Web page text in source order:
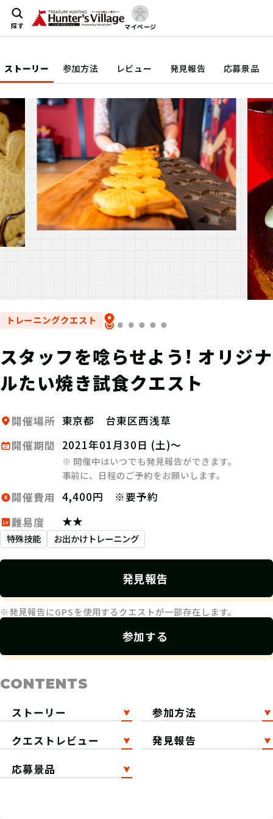
探す マイページ
ストーリー 参加方法 レビュー 発見報告 応募景品
トレーニングクエスト
スタッフを唸らせよう! オリジナ
ルたい焼き試食クエスト
開催場所 東京都 台東区西浅草
開催期間
2021年01月30日 (土)～
※ 開催中はいつでも発見報告ができます。
事前に、日程のご予約をお願いします。
開催費用 4,400円 ※要予約
難易度
★★
特殊技能 お出かけトレーニング
発見報告
※発見報告にGPSを使用するクエストが一部存在します。
参加する
CONTENTS
ストーリー
参加方法
クエストレビュー
発見報告
応募景品